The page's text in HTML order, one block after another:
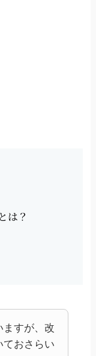
ますが、改
ておさらい